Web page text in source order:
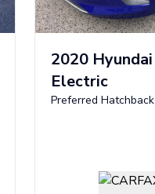
2020 Hyundai
Electric
Preferred Hatchback